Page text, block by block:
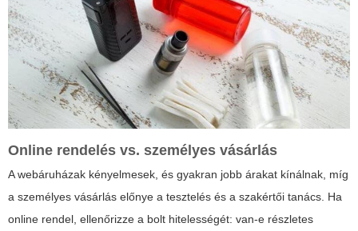
Online rendelés vs. személyes vásárlás
A webáruházak kényelmesek, és gyakran jobb árakat kínálnak, míg
a személyes vásárlás előnye a tesztelés és a szakértői tanács. Ha
online rendel, ellenőrizze a bolt hitelességét: van-e részletes